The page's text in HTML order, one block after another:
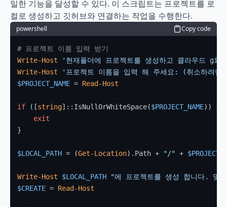
일한 기능을 달성할 수 있다. 이 스크립트는 프로젝트를 로
컬로 생성하고 깃허브와 연결하는 작업을 수행한다.
powershell Copy code
# 프로젝트 이름 입력 받기
Write-Host
'현재폴더에 프로젝트를 생성하고 클라우드
Write-Host
'프로젝트 이름을 입력 해 주세요: (취소하려
$PROJECT_NAME = Read-Host
if ([string]::IsNullOrWhiteSpace($PROJECT_NAME)) {
exit
}
$LOCAL_PATH = (Get-Location).Path + "/" +
Write-Host $LOCAL_PATH
"에 프로젝트를 생성 합니다. 맞
$CREATE = Read-Host